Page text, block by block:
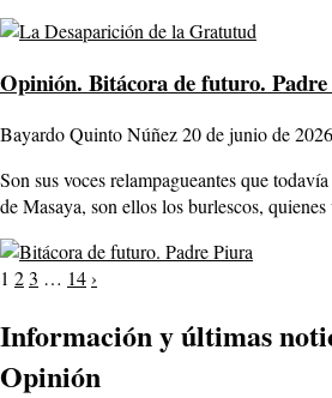
Opinión. Bitácora de futuro.
Bayardo Quinto Núñez20 de junio de 2026
Son sus voces relampagueantes que
de Masaya, son ellos los burlescos,
Paginación
de
entradas
1 23 … 14›
Información y últimas
Opinión